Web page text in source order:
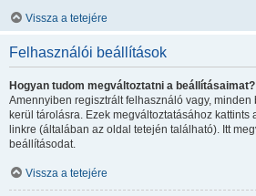
Vissza a tetejére
Felhasználói beállítások
Hogyan tudom megváltoztatni a beállításaimat?
Amennyiben regisztrált felhasználó vagy,
kerül tárolásra. Ezek megváltoztatásához kattints
linkre (általában az oldal tetején található). Itt
beállításodat.
Vissza a tetejére